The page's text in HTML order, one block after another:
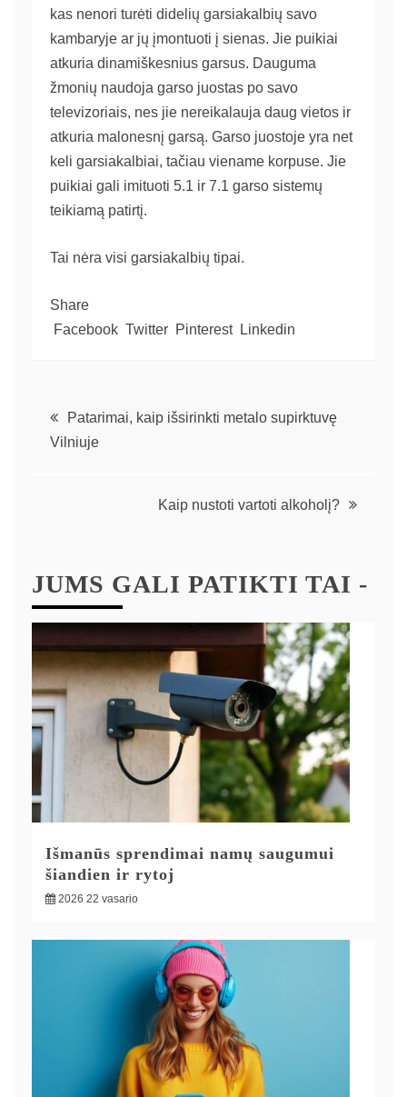
kas nenori turėti didelių garsiakalbių savo
kambaryje ar jų įmontuoti į sienas. Jie puikiai
atkuria dinamiškesnius garsus. Dauguma
žmonių naudoja garso juostas po savo
televizoriais, nes jie nereikalauja daug vietos ir
atkuria malonesnį garsą. Garso juostoje yra net
keli garsiakalbiai, tačiau viename korpuse. Jie
puikiai gali imituoti 5.1 ir 7.1 garso sistemų
teikiamą patirtį.
Tai nėra visi garsiakalbių tipai.
Share
Facebook Twitter Pinterest Linkedin
Patarimai, kaip išsirinkti metalo supirktuvę
Vilniuje
Kaip nustoti vartoti alkoholį?
JUMS GALI PATIKTI TAI -
Išmanūs sprendimai namų saugumui
šiandien ir rytoj
2026 22 vasario